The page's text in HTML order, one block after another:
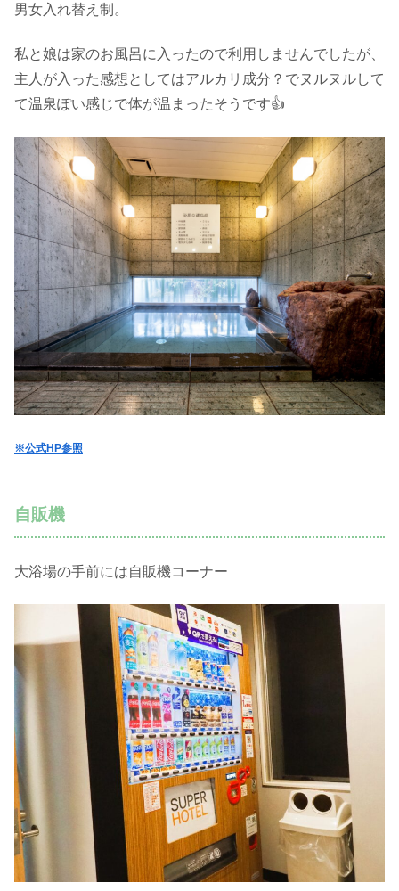
男女入れ替え制。
私と娘は家のお風呂に入ったので利用しませんでしたが、
主人が入った感想としてはアルカリ成分？でヌルヌルして
て温泉ぽい感じで体が温まったそうです👍
※公式HP参照
自販機
大浴場の手前には自販機コーナー